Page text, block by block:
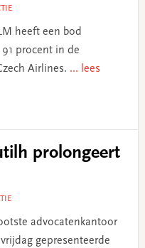
heeft een bod
procent in de
Airlines. ... lees
prolongeert
advocatenkantoor
gepresenteerde